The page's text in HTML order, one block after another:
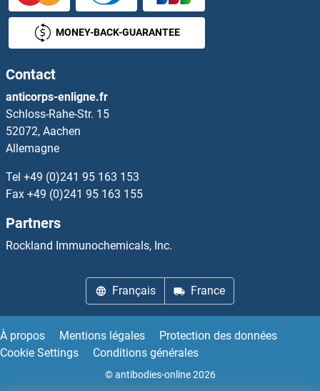
SLC29A1 Kits ELISA
SLC2A13 Kits ELISA
SLC2A2 Kits ELISA
SLC2A3 Kits ELISA
SLC2A8 Kits ELISA
SLC30A10 Kits ELISA
Slc30a3 Kits ELISA
SLC30A5 Kits ELISA
SLC30A6 Kits ELISA
SLC30A7 Kits ELISA
MONEY-BACK-GUARANTEE
Contact
anticorps-enligne.fr
Schloss-Rahe-Str. 15
52072, Aachen
Allemagne
Tel +49 (0)241 95 163 153
Fax +49 (0)241 95 163 155
Partners
Rockland Immunochemicals, Inc.
Français France
À propos Mentions légales
Protection des données
Cookie Settings
Conditions générales
© antibodies-online 2026